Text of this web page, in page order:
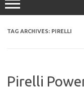
TAG ARCHIVES: PIRELLI
Pirelli